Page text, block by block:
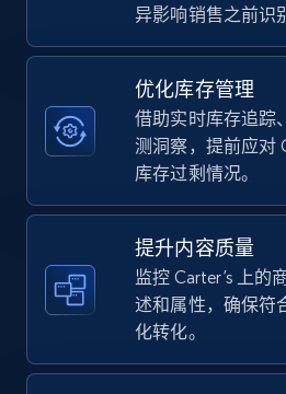
TikTok Shop - category
URL, Title, Available,
667+
TikTok Shop - Collect
异影响销售之前识
优化库存管理
借助实时库存追踪
测洞察，提前应对
库存过剩情况。
提升内容质量
监控 Carter’s 上的
述和属性，确保符
化转化。